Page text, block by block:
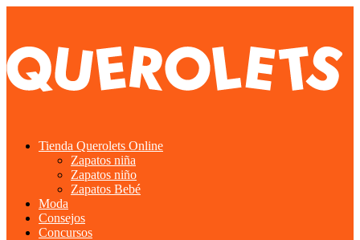
Tienda Querolets Online
Zapatos niña
Zapatos niño
Zapatos Bebé
Moda
Consejos
Concursos